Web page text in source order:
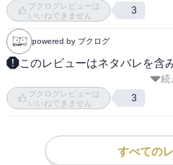
戦場から逃げ出した少年は、王
た。王都攻防戦で、ルシタニア
ス。支配者不在の隙に王都を狙
ア軍を率い、再起を目論むギス
の行く手を阻む! そして迫るル
地・アトロパテネへ。王太子軍
第百十三章　流血の酔い
ブクログレビューは
いいねできません
3
powered by ブクログ
このレビューはネタバレを含
祖国の崩壊を目の当たりにし
た。王都攻防戦で、ルシタニア
ス。支配者不在の隙に王都を狙
続
ブクログレビューは
いいねできません
3
すべての